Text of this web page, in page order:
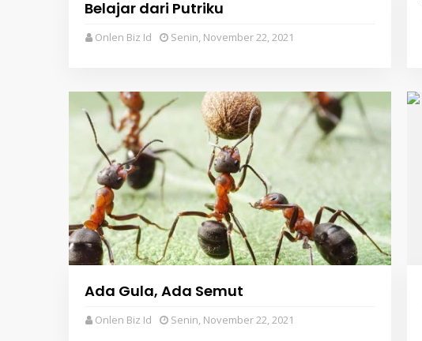
Belajar dari Putriku
Onlen Biz Id Senin, November 22, 2021
Ada Gula, Ada Semut
Onlen Biz Id Senin, November 22, 2021